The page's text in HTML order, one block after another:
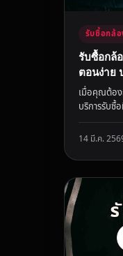
รับซื้อกล้อ
รับซื้อกล้
ตอนง่าย
เมื่อคุณต้อง
บริการรับซื้
14 มี.ค.